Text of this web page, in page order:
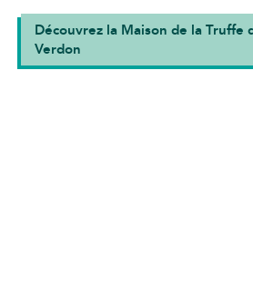
Découvrez la Maison de la Truffe
Verdon